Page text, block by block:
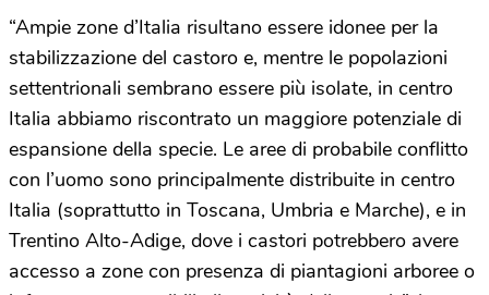
“Ampie zone d’Italia risultano essere idonee per la
stabilizzazione del castoro e, mentre le popolazioni
settentrionali sembrano essere più isolate, in centro
Italia abbiamo riscontrato un maggiore potenziale di
espansione della specie. Le aree di probabile conflitto
con l’uomo sono principalmente distribuite in centro
Italia (soprattutto in Toscana, Umbria e Marche), e in
Trentino Alto-Adige, dove i castori potrebbero avere
accesso a zone con presenza di piantagioni arboree o